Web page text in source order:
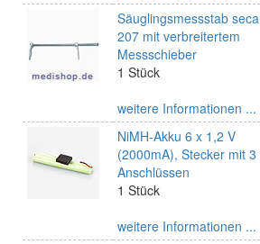
Säuglingsmessstab seca
207 mit verbreitertem
Messschieber
1 Stück
weitere Informationen ...
NiMH-Akku 6 x 1,2 V
(2000mA), Stecker mit 3
Anschlüssen
1 Stück
weitere Informationen ...